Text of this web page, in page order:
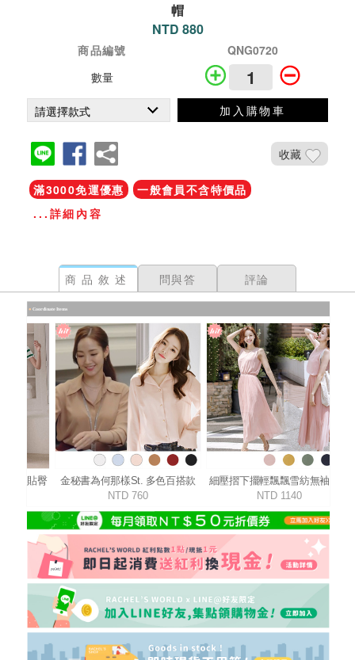
帽
NTD 880
商品編號
QNG0720
數量
加入購物車
收藏
滿3000免運優惠
一般會員不含特價品
...詳細內容
商品敘述 問與答 評論